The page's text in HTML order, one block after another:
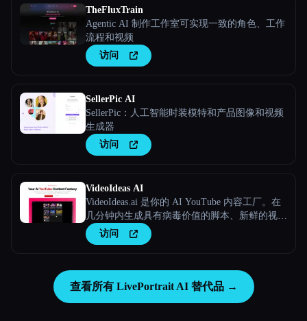
TheFluxTrain
Agentic AI 制作工作室可实现一致的角色、工作
流程和视频
访问
SellerPic AI
SellerPic：人工智能时装模特和产品图像和视频
生成器
访问
VideoIdeas AI
VideoIdeas.ai 是你的 AI YouTube 内容工厂。在
几分钟内生成具有病毒价值的脚本、新鲜的视频
创意和引人入胜的内容。
访问
查看所有 LivePortrait AI 替代品 →